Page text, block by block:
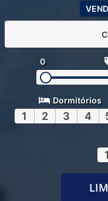
0
Dormitórios
1 2 3 4
1